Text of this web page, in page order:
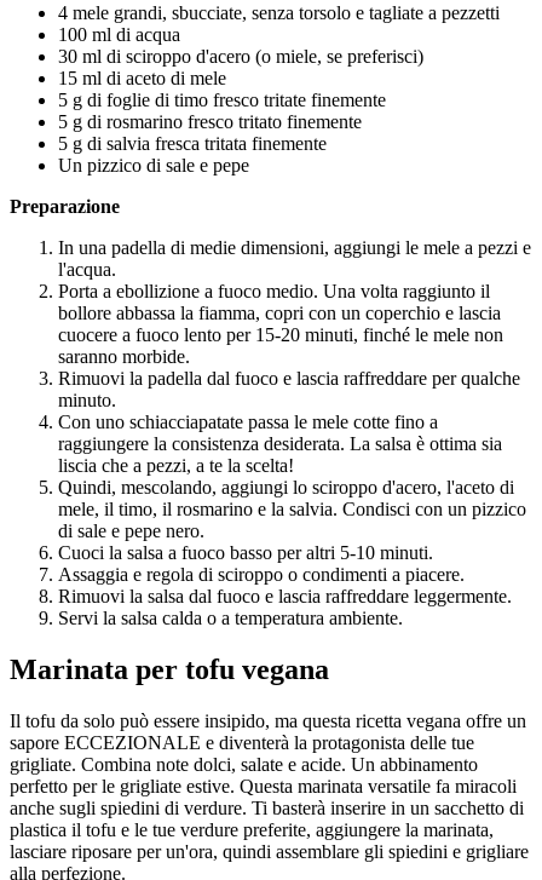
4 mele grandi, sbucciate, senza torsolo e tagliate a pezzetti
100 ml di acqua
30 ml di sciroppo d'acero (o miele, se preferisci)
15 ml di aceto di mele
5 g di foglie di timo fresco tritate finemente
5 g di rosmarino fresco tritato finemente
5 g di salvia fresca tritata finemente
Un pizzico di sale e pepe
Preparazione
In una padella di medie dimensioni, aggiungi le mele a pezzi e
l'acqua.
Porta a ebollizione a fuoco medio. Una volta raggiunto il
bollore abbassa la fiamma, copri con un coperchio e lascia
cuocere a fuoco lento per 15-20 minuti, finché le mele non
saranno morbide.
Rimuovi la padella dal fuoco e lascia raffreddare per qualche
minuto.
Con uno schiacciapatate passa le mele cotte fino a
raggiungere la consistenza desiderata. La salsa è ottima sia
liscia che a pezzi, a te la scelta!
Quindi, mescolando, aggiungi lo sciroppo d'acero, l'aceto di
mele, il timo, il rosmarino e la salvia. Condisci con un pizzico
di sale e pepe nero.
Cuoci la salsa a fuoco basso per altri 5-10 minuti.
Assaggia e regola di sciroppo o condimenti a piacere.
Rimuovi la salsa dal fuoco e lascia raffreddare leggermente.
Servi la salsa calda o a temperatura ambiente.
Marinata per tofu vegana
Il tofu da solo può essere insipido, ma questa ricetta vegana offre un
sapore ECCEZIONALE e diventerà la protagonista delle tue
grigliate. Combina note dolci, salate e acide. Un abbinamento
perfetto per le grigliate estive. Questa marinata versatile fa miracoli
anche sugli spiedini di verdure. Ti basterà inserire in un sacchetto di
plastica il tofu e le tue verdure preferite, aggiungere la marinata,
lasciare riposare per un'ora, quindi assemblare gli spiedini e grigliare
alla perfezione.